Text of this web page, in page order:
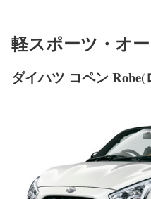
軽スポーツ・オ
ダイハツ コペン Robe(